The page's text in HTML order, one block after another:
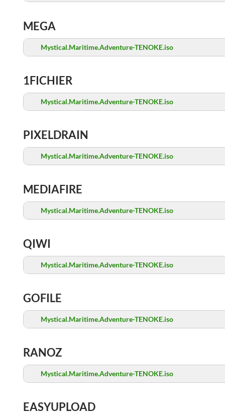
MEGA
Mystical.Maritime.Adventure-TENOKE.iso
1FICHIER
Mystical.Maritime.Adventure-TENOKE.iso
PIXELDRAIN
Mystical.Maritime.Adventure-TENOKE.iso
MEDIAFIRE
Mystical.Maritime.Adventure-TENOKE.iso
QIWI
Mystical.Maritime.Adventure-TENOKE.iso
GOFILE
Mystical.Maritime.Adventure-TENOKE.iso
RANOZ
Mystical.Maritime.Adventure-TENOKE.iso
EASYUPLOAD